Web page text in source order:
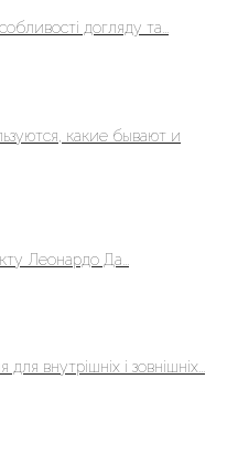
догляду та...
какие бывают и
Леонардо Да...
внутрішніх і зовнішніх...